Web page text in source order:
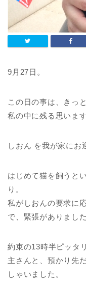
9月27日。
この日の事は、きっ
私の中に残る思います
しおん を我が家にお
はじめて猫を飼うと
り。
私がしおんの要求に
で、緊張がありました
約束の13時半ピッタ
主さんと、預かり先
しゃいました。